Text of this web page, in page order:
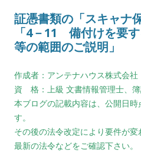
証憑書類の「スキャ
「4－11 備付けを要
等の範囲のご説明」
作成者：アンテナハウス株式会
資 格：上級 文書情報管理士、
本ブログの記載内容は、公開日
す。
その後の法令改定により要件が変
最新の法令などをご確認下さい。